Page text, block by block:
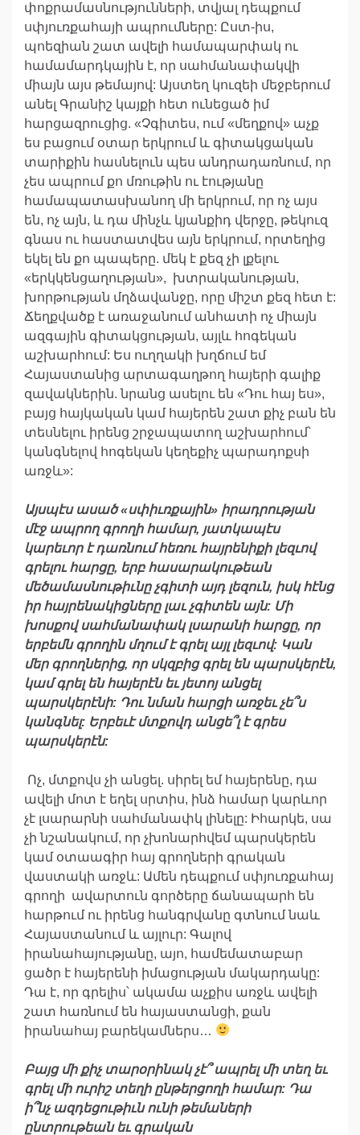
փոքրամասնությունների, տվյալ դեպքում
սփյուռքահայի ապրումները: Ըստ-իս,
պոեզիան շատ ավելի համապարփակ ու
համամարդկային է, որ սահմանափակվի
միայն այս թեմայով: Այստեղ կուզեի մեջբերում
անել Գրանիշ կայքի հետ ունեցած իմ
հարցազրուցից. «Չգիտես, ում «մեղքով» աչք
ես բացում օտար երկրում և գիտակցական
տարիքին հասնելուն պես անդրադառնում, որ
չես ապրում քո մռութին ու էությանը
համապատասխանող մի երկրում, որ ոչ այս
են, ոչ այն, և դա մինչև կյանքիդ վերջը, թեկուզ
գնաս ու հաստատվես այն երկրում, որտեղից
եկել են քո պապերը. մեկ է քեզ չի լքելու
«երկկենցաղության», խտրականության,
խորթության մղձավանջը, որը միշտ քեզ հետ է:
Ճեղքվածք է առաջանում անհատի ոչ միայն
ազգային գիտակցության, այլև հոգեկան
աշխարհում: Ես ուղղակի խղճում եմ
Հայաստանից արտագաղթող հայերի գալիք
զավակներին. նրանց ասելու են «Դու հայ ես»,
բայց հայկական կամ հայերեն շատ քիչ բան են
տեսնելու իրենց շրջապատող աշխարհում՝
կանգնելով հոգեկան կեղեքիչ պարադոքսի
առջև»:
Այսպէս ասած«սփիւռքային» իրադրության
մէջ ապրող գրողի համար, յատկապէս
կարեւոր է դառնում հեռու հայրենիքի լեզւով
գրելու հարցը, երբ հասարակութեան
մեծամասնութիւնը չգիտի այդ լեզուն, իսկ հէնց
իր հայրենակիցները լաւ չգիտեն այն: Մի
խոսքով սահմանափակ լսարանի հարցը, որ
երբեմն գրողին մղում է գրել այլ լեզւով: Կան
մեր գրողներից, որ սկզբից գրել են պարսկերէն,
կամ գրել են հայերէն եւ յետոյ անցել
պարսկերէնի: Դու նման հարցի առջեւ չե՞ս
կանգնել: Երբեւէ մտքովդ անցե՞լ է գրես
պարսկերէն:
Ոչ, մտքովս չի անցել. սիրել եմ հայերենը, դա
ավելի մոտ է եղել սրտիս, ինձ համար կարևոր
չէ լսարարնի սահմանափկ լինելը: Իհարկե, սա
չի նշանակում, որ չխոնարհվեմ պարսկերեն
կամ օտաագիր հայ գրողների գրական
վաստակի առջև: Ամեն դեպքում սփյուռքահայ
գրողի ավարտուն գործերը ճանապարհ են
հարթում ու իրենց հանգրվանը գտնում նաև
Հայաստանում և այլուր: Գալով
իրանահայությանը, այո, համեմատաբար
ցածր է հայերենի իմացության մակարդակը:
Դա է, որ գրելիս՝ ակամա աչքիս առջև ավելի
շատ հառնում են հայաստանցի, քան
իրանահայ բարեկամներս…
Բայց մի քիչ տարօրինակ չէ՞ ապրել մի տեղ եւ
գրել մի ուրիշ տեղի ընթերցողի համար: Դա
ի՞նչ ազդեցութիւն ունի թեմաների
ընտրութեան եւ գրական